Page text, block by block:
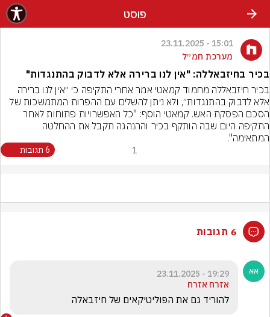
פוסט
15:01 - 23.11.2025
מערכת חמ״ל
בכיר בחיזבאללה: "אין לנו ברירה אלא לדבוק בהתנגדות"
אלא לדבוק בהתנגדות״, ולא ניתן להשלים עם ההפרות המתמשכות של
הסכם הפסקת האש. קמאטי הוסף: "כל האפשרויות פתוחות לאחר
המתאימה".
1 6 תגובות
6 תגובות
19:29 - 23.11.2025
אזרח אזרח
להוריד גם את הפוליטיקאים של חיזבאלה